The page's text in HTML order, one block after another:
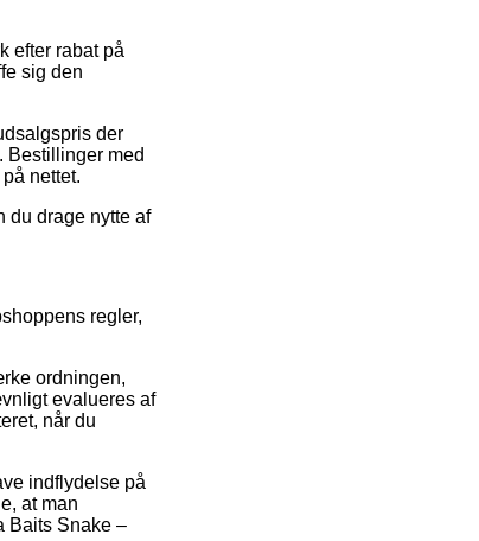
efter rabat på
sig den
der
Bestillinger med
nettet.
du drage nytte af
regler,
ordningen,
evalueres af
når du
indflydelse på
at man
Baits Snake –